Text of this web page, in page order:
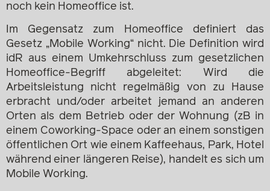
noch kein Homeoffice ist.
Im Gegensatz zum Homeoffice definiert das
Gesetz „Mobile Working“ nicht. Die Definition wird
idR aus einem Umkehrschluss zum gesetzlichen
Homeoffice-Begriff abgeleitet: Wird die
Arbeitsleistung nicht regelmäßig von zu Hause
erbracht und/oder arbeitet jemand an anderen
Orten als dem Betrieb oder der Wohnung (zB in
einem Coworking-Space oder an einem sonstigen
öffentlichen Ort wie einem Kaffeehaus, Park, Hotel
während einer längeren Reise), handelt es sich um
Mobile Working.